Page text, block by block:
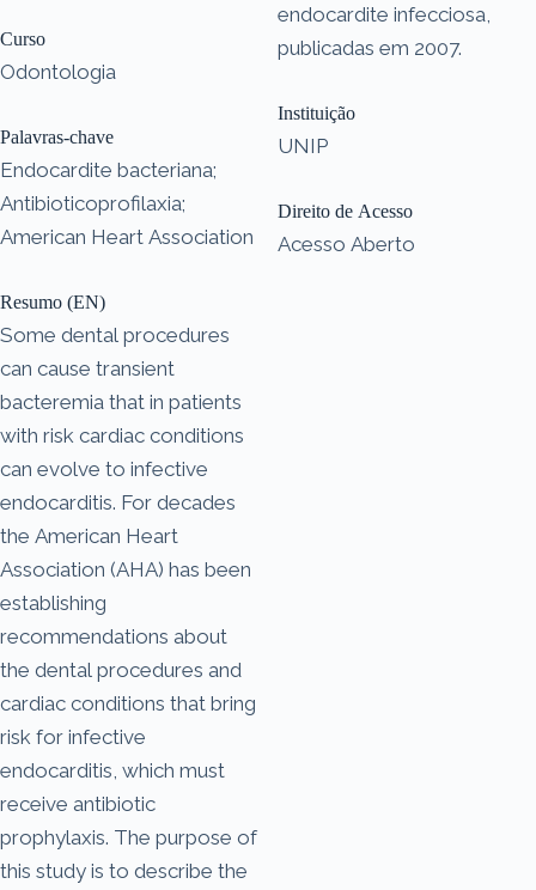
Curso
Odontologia
Palavras-chave
Endocardite bacteriana;
Antibioticoprofilaxia;
American Heart Association
Resumo (EN)
Some dental procedures
can cause transient
bacteremia that in patients
with risk cardiac conditions
can evolve to infective
endocarditis. For decades
the American Heart
Association (AHA) has been
establishing
recommendations about
the dental procedures and
cardiac conditions that bring
risk for infective
endocarditis, which must
receive antibiotic
prophylaxis. The purpose of
this study is to describe the
endocardite infecciosa,
publicadas em 2007.
Instituição
UNIP
Direito de Acesso
Acesso Aberto